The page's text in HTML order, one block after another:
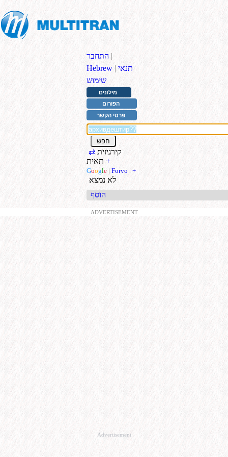
התחבר |
Hebrew | תנאי
שימוש
מילונים
הפורום
פרטי הקשר
קירגיזית ⇄
תאית+
Google | Forvo | +
לא נמצא
הוסף
ADVERTISEMENT
Advertisement